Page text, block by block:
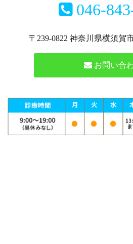
046-
〒239-0822 神奈川県横須賀
お問い合